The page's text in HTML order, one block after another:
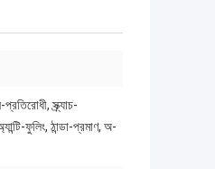
স্ক্র্যাচ-
ফুলিং, ঠান্ডা-প্রমাণ, অ-